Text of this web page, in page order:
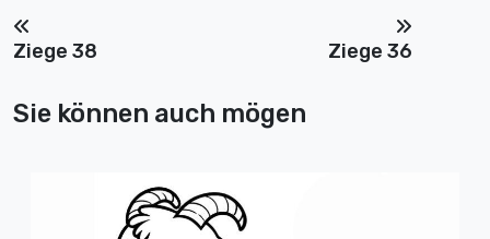
Ziege 38 Ziege 36
Sie können auch mögen